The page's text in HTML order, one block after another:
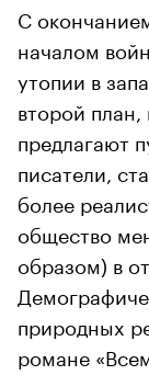
С
началом
утопии в
второй
предлагают
писатели,
более
общество
образом) в
природных
романе